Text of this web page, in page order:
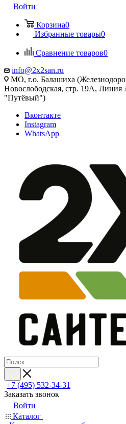
Войти
Корзина0
Избранные товары0
Сравнение товаров0
info@2x2san.ru
МО, г.о. Балашиха
Новослободская, стр. 19А,
"Путёвый")
Вконтакте
Instagram
WhatsApp
+7 (495) 532‑34‑31
Заказать звонок
Войти
Каталог